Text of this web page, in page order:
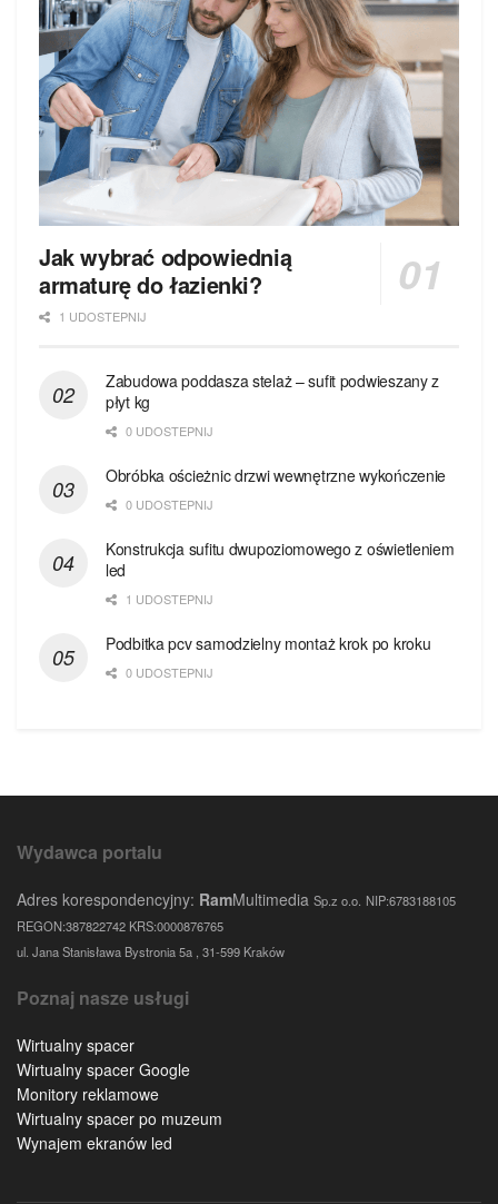
Jak wybrać odpowiednią
armaturę do łazienki?
1 UDOSTEPNIJ
Zabudowa poddasza stelaż – sufit podwieszany z
płyt kg
0 UDOSTEPNIJ
Obróbka ościeżnic drzwi wewnętrzne wykończenie
0 UDOSTEPNIJ
Konstrukcja sufitu dwupoziomowego z oświetleniem
led
1 UDOSTEPNIJ
Podbitka pcv samodzielny montaż krok po kroku
0 UDOSTEPNIJ
Wydawca portalu
Adres korespondencyjny: RamMultimedia Sp.z o.o. NIP:6783188105
REGON:387822742 KRS:0000876765
ul. Jana Stanisława Bystronia 5a , 31-599 Kraków
Poznaj nasze usługi
Wirtualny spacer
Wirtualny spacer Google
Monitory reklamowe
Wirtualny spacer po muzeum
Wynajem ekranów led